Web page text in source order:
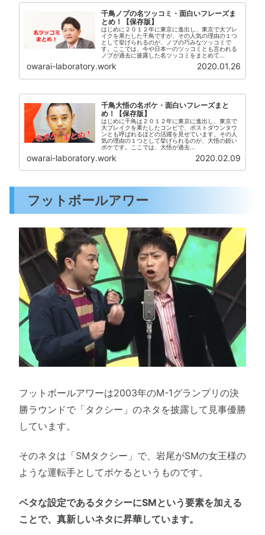
千鳥ノブの名ツッコミ・面白いフレーズま
とめ！【保存版】
はじめに２０１２年に東京に進出し、東京で大ブレ
イクを果たした千鳥ですが、その人気の理由の１つ
として挙げられるのが、ノブの巧みなツッコミで
す。ここでは、今や日本一のツッコミとも言われる
ノブが過去に披露した名ツッコミをまとめて...
owarai-laboratory.work 2020.01.26
千鳥大悟の名ボケ・面白いフレーズまと
め！【保存版】
はじめに千鳥は２０１２年に東京に進出し、東京で
大ブレイクを果たしたコンビで、ポストダウンタウ
ンとも呼ばれるほどの活躍を見せています。その人
気の理由の１つとして挙げられるのが、大悟の鋭い
ボケです。ここでは、大悟が過去...
owarai-laboratory.work 2020.02.09
フットボールアワー
フットボールアワーは2003年のM-1グランプリの決
勝ラウンドで「タクシー」のネタを披露して見事優勝
しています。
そのネタは「SMタクシー」で、岩尾がSMの女王様の
ような運転手としてボケるというものです。
ベタな設定であるタクシーにSMという要素を加える
ことで、真新しいネタに昇華しています。